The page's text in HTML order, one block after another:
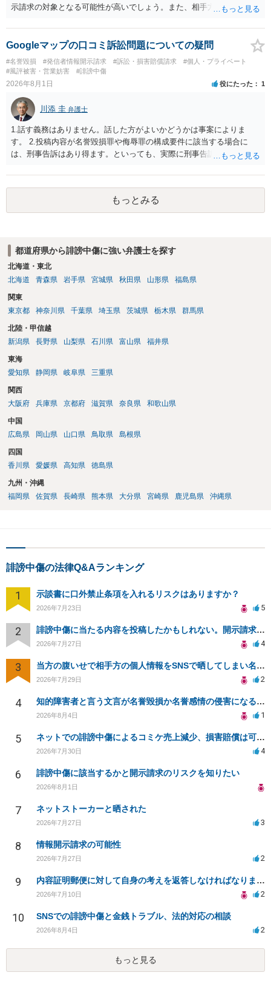
示請求の対象となる可能性が高いでしょう。また、相手方の投稿した
と存じます。発信者情報開示請求が進むと、投稿に使った回線の契約
者のところに、意見照会がなされます。アカウント情報開示の場合
は、アカウントの登録メールに意見照会がなされます。 また、された
場合賠償金はいくらでしょうか。 →ケースバイケースであり、数万円
から１００万単位まで様々でしょう。裁判外であれば交渉して相手方
Googleマップの口コミ訴訟問題についての疑問
#名誉毀損 #発信者情報開示請求 #訴訟・損害賠償請求
#個人・プライベート
#風評被害・営業妨害
#誹謗中傷
2026年8月1日 役にたった 1
川添 圭 弁護士
1.話す義務はありません。話した方がよいかどうかは事案によりま
す。 2.投稿内容が名誉毀損罪や侮辱罪の構成要件に該当する場合に
は、刑事告訴はあり得ます。といっても、実際に刑事告訴に動くかど
です。Googleは電話番号の開示請求もできることが多いので、少しで
も特定可能になるよう、複数ルートで開示請求が行われることが多い
です。さらにいえば、利用者からの口コミ投稿の場合、開示請求者は
ある程度対象者を特定できている（ただし証拠による裏付けか必要な
もっとみる
都道府県から誹謗中傷に強い弁護士を探す
北海道・東北
北海道
青森県 岩手県 宮城県 秋田県 山形県 福島県
関東
東京都
神奈川県 千葉県 埼玉県 茨城県 栃木県 群馬県
北陸・甲信越
新潟県
長野県 山梨県 石川県 富山県 福井県
東海
愛知県
静岡県 岐阜県 三重県
関西
大阪府
兵庫県 京都府 滋賀県 奈良県 和歌山県
中国
広島県
岡山県 山口県 鳥取県 島根県
四国
香川県
愛媛県 高知県 徳島県
九州・沖縄
福岡県
佐賀県 長崎県 熊本県 大分県 宮崎県 鹿児島県 沖縄県
誹謗中傷の法律Q&Aランキング
1 示談書に口外禁止条項を入れるリスクはありますか？
2026年7月23日 5
2 誹謗中傷に当たる内容を投稿したかもしれない。開示請求や民事刑事裁判に発展しうるのか教えて欲しい。
2026年7月27日 4
3 当方の腹いせで相手方の個人情報をSNSで晒してしまい名誉毀損させてしまったかもしれない
2026年7月29日 2
4 知的障害者と言う文言が名誉毀損か名誉感情の侵害になるか教えてほしい。
2026年8月4日 1
5 ネットでの誹謗中傷によるコミケ売上減少、損害賠償は可能か？
2026年7月30日 4
6 誹謗中傷に該当するかと開示請求のリスクを知りたい
2026年8月1日
7 ネットストーカーと晒された
2026年7月27日 3
8 情報開示請求の可能性
2026年7月27日 2
9 内容証明郵便に対して自身の考えを返答しなければなりませんか？
2026年7月10日 2
10 SNSでの誹謗中傷と金銭トラブル、法的対応の相談
2026年8月4日 2
もっと見る